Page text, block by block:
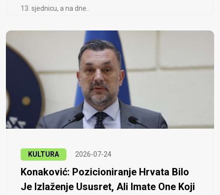
13. sjednicu, a na dne..
KULTURA 2026-07-24
Konaković: Pozicioniranje Hrvata Bilo
Je Izlaženje Ususret, Ali Imate One Koji